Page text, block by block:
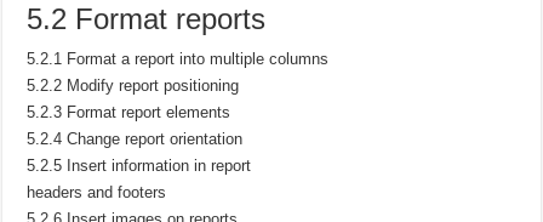
5.2 Format reports
5.2.1 Format a report into multiple columns
5.2.2 Modify report positioning
5.2.3 Format report elements
5.2.4 Change report orientation
5.2.5 Insert information in report
headers and footers